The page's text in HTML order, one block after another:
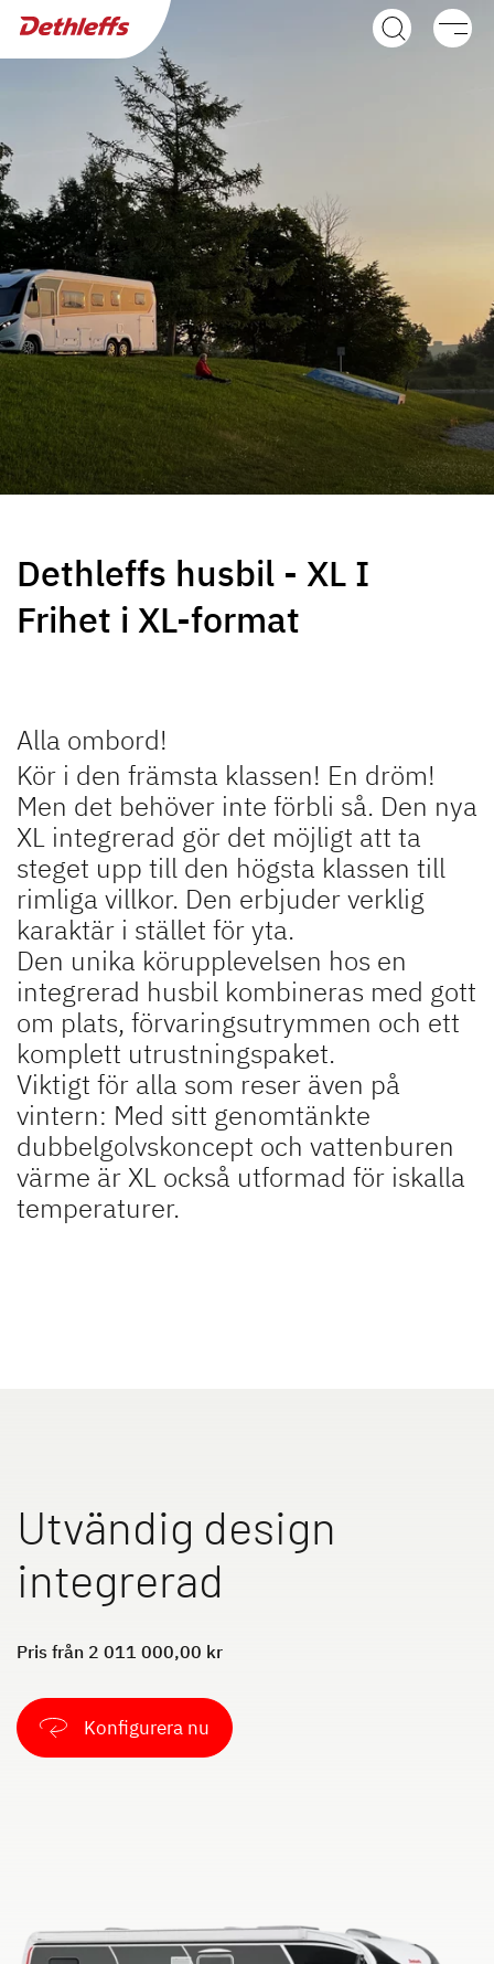
Husvagnar
Husbilar
GLOBEBUS ACTIVE
Integrerad kampanjmodell
GLOBEBUS
PERFORMANCE 4X4
Halvintegrerad med
fyrhjulsdrift
JUST CAMP ACTIVE JUST VAN
TREND ACTIVE
Halvintegrerad & integrerad
kampanjmodell
XL A
Alkovmodell med plats för upp
till 6 pers.
XL I
Integrerad med dubbelgolv
och vattenburen värme
ALPA
Integrerad med u-soffa i bak
Service
Dethleffs
Sök återförsäljare
Dethleffs husbil - XL I
Frihet i XL-format
Alla ombord!
Kör i den främsta klassen! En dröm!
Men det behöver inte förbli så. Den nya
XL integrerad gör det möjligt att ta
steget upp till den högsta klassen till
rimliga villkor. Den erbjuder verklig
karaktär i stället för yta.
Den unika körupplevelsen hos en
integrerad husbil kombineras med gott
om plats, förvaringsutrymmen och ett
komplett utrustningspaket.
Viktigt för alla som reser även på
vintern: Med sitt genomtänkte
dubbelgolvskoncept och vattenburen
värme är XL också utformad för iskalla
temperaturer.
Utvändig design
integrerad
Pris från 2 011 000,00 kr
Konfigurera nu
Sök efter återförsäljare